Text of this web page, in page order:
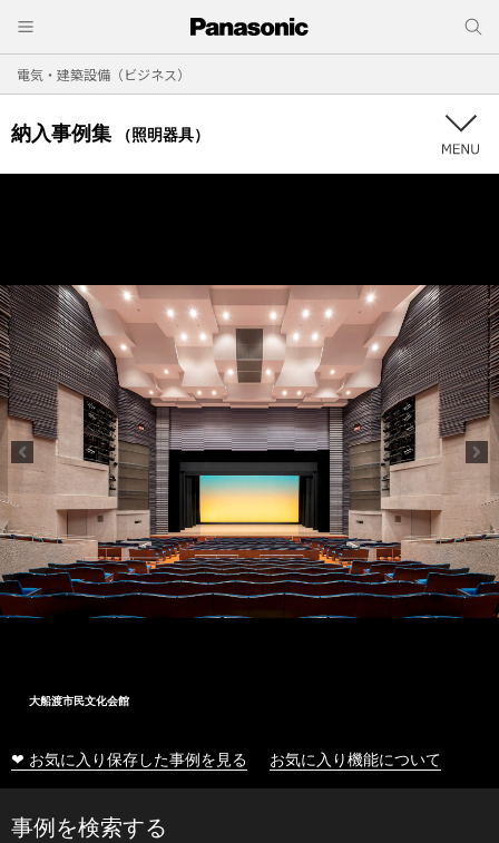
電気・建築設備（ビジネス）
納入事例集 （照明器具）
大船渡市民文化会館
❤ お気に入り保存した事例を見る お気に入り機能について
事例を検索する